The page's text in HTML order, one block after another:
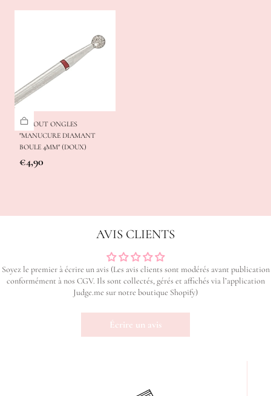
EMBOUT ONGLES
"MANUCURE DIAMANT
BOULE 4MM" (DOUX)
Prix
€4,90
AVIS CLIENTS
Soyez le premier à écrire un avis (Les avis clients sont modérés avant publication
conformément à nos CGV. Ils sont collectés, gérés et affichés via l’application
Judge.me sur notre boutique Shopify)
Écrire un avis